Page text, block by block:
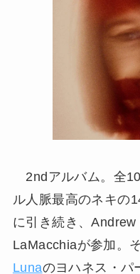
2ndアルバム。全
ル人脈最高のネキの
に引き続き、
LaMacchiaが参加。
Lunaのヨハネス・パ